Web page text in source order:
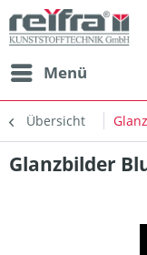
Menü
Übersicht
Glanzbilder